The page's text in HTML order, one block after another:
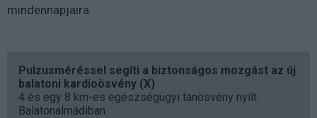
mindennapjaira.
Pulzusméréssel segíti a biztonságos mozgást az új
balatoni kardioösvény (X)
4 és egy 8 km-es egészségügyi tanösvény nyílt
Balatonalmádiban.